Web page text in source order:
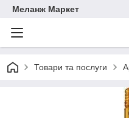
Меланж Маркет
Товари та послуги